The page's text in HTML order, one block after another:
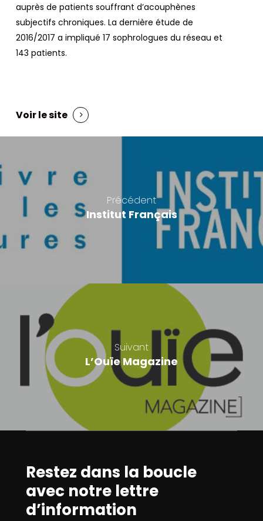
auprès de patients souffrant d’acouphènes
subjectifs chroniques. La dernière étude de
2016/2017 a impliqué 17 sophrologues du réseau et
143 patients.
Voir le site
Précédent
Institut Français
Suivant
L’Ouïe Magazine
Restez dans la boucle
avec notre lettre
d’information